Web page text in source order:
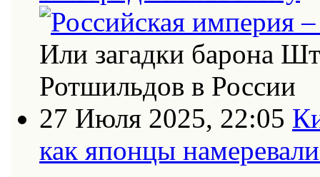
Или загадки барона
Ротшильдов в России
27 Июля 2025, 22:05
как японцы